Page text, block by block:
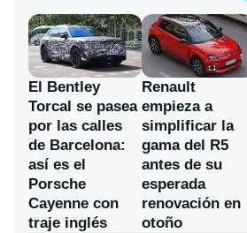
El Bentley
Torcal se pasea
por las calles
de Barcelona:
así es el
Porsche
Cayenne con
traje inglés
Renault
empieza a
simplificar la
gama del R5
antes de su
esperada
renovación en
otoño